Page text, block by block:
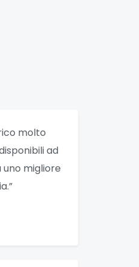
molto
ad
uno migliore